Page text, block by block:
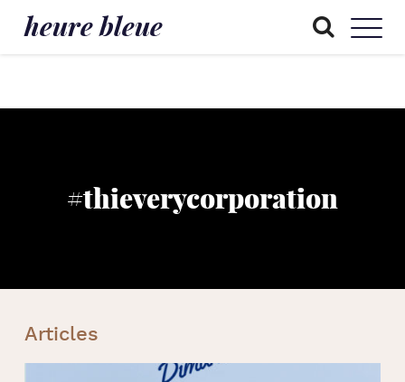
heure bleue
#thieverycorporation
Articles